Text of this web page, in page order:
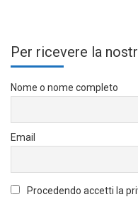
Per ricevere la
Nome o nome completo
Email
Procedendo accetti la